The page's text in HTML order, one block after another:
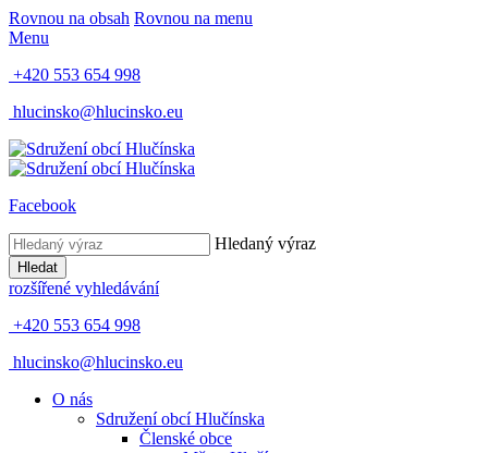
Rovnou na obsah Rovnou na menu
Menu
+420 553 654 998
hlucinsko@hlucinsko.eu
Facebook
Hledaný výraz
Hledat
rozšířené vyhledávání
+420 553 654 998
hlucinsko@hlucinsko.eu
O nás
Sdružení obcí Hlučínska
Členské obce